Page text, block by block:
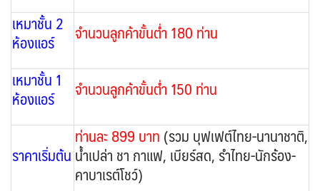
เหมาชั้น 2
ห้องแอร์ จำนวนลูกค้าขั้นต่ำ 180 ท่าน
เหมาชั้น 1
ห้องแอร์ จำนวนลูกค้าขั้นต่ำ 150 ท่าน
ราคาเริ่มต้น
ท่านละ 899 บาท (รวม บุฟเฟต์ไทย-นานาชาติ,
น้ำเปล่า ชา กาแฟ, เบียร์สด, รำไทย-นักร้อง-
คาบาเรต์โชว์)